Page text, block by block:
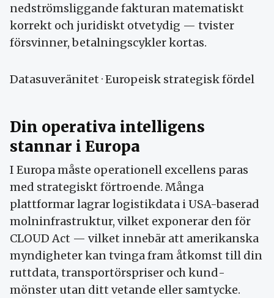
ned­ströms­liggande fakturan matematiskt
korrekt och juridiskt otvetydig — tvister
försvinner, betalnings­cykler kortas.
Datasuveränitet · Europeisk strategisk fördel
Din operativa intelligens
stannar i Europa
I Europa måste operationell excellens paras
med strategiskt förtroende. Många
plattformar lagrar logistikdata i USA-baserad
moln­infra­struktur, vilket exponerar den för
CLOUD Act — vilket innebär att amerikanska
myndigheter kan tvinga fram åtkomst till din
rutt­data, trans­portörs­priser och kund­
mönster utan ditt vetande eller samtycke.